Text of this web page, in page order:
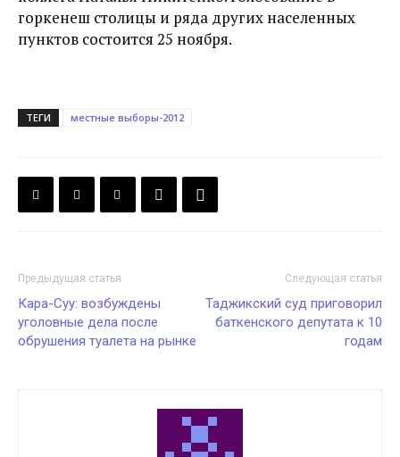
горкенеш столицы и ряда других населенных
пунктов состоится 25 ноября.
ТЕГИ местные выборы-2012
Предыдущая статья
Кара-Суу: возбуждены
уголовные дела после
обрушения туалета на рынке
Следующая статья
Таджикский суд приговорил
баткенского депутата к 10
годам